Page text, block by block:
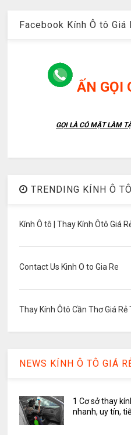
Facebook Kính Ô tô Giá
ẤN GỌI
GỌI LÀ CÓ MẶT LÀM
TRENDING KÍNH Ô
Kính Ô tô | Thay Kính Ôtô Giá
Contact Us Kinh O to Gia Re
Thay Kính Ôtô Cần Thơ Giá Rẻ
NEWS KÍNH Ô TÔ GIÁ
1 Cơ sở thay
nhanh, uy tín,